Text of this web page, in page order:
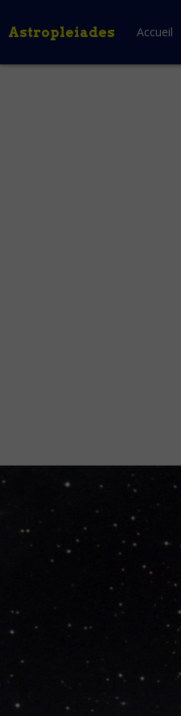
Astropleiades Accueil